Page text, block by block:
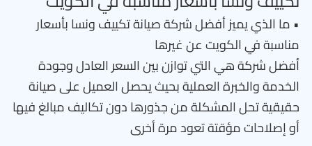
• ما الذي يميز أفضل شركة صيانة تكييف ونسا بأسعار
مناسبة في الكويت عن غيرها
أفضل شركة هي التي توازن بين السعر العادل وجودة
الخدمة والخبرة العملية بحيث يحصل العميل على صيانة
حقيقية تحل المشكلة من جذورها دون تكاليف مبالغ فيها
أو إصلاحات مؤقتة تعود مرة أخرى